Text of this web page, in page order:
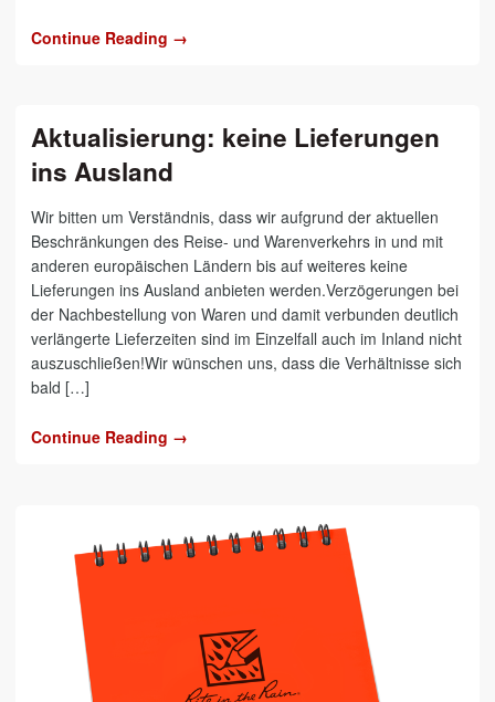
Continue Reading →
Aktualisierung: keine Lieferungen
ins Ausland
Wir bitten um Verständnis, dass wir aufgrund der aktuellen
Beschränkungen des Reise- und Warenverkehrs in und mit
anderen europäischen Ländern bis auf weiteres keine
Lieferungen ins Ausland anbieten werden.Verzögerungen bei
der Nachbestellung von Waren und damit verbunden deutlich
verlängerte Lieferzeiten sind im Einzelfall auch im Inland nicht
auszuschließen!Wir wünschen uns, dass die Verhältnisse sich
bald […]
Continue Reading →